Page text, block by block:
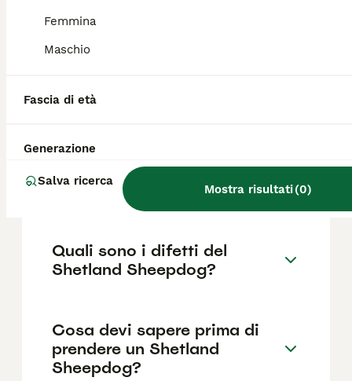
Femmina
Maschio
Fascia di età
Generazione
Salva ricerca
Mostra risultati(0)
base a fattori come il pedigree, la
Quanto dura la vita di un
Shetland Sheepdog?
Qual è il carattere del
Shetland Sheepdog?
Quali sono i difetti del
Shetland Sheepdog?
Cosa devi sapere prima di
prendere un Shetland
Sheepdog?